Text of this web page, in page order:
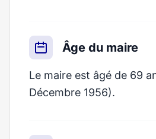
Âge du maire
Le maire est âgé de 69
Décembre 1956).